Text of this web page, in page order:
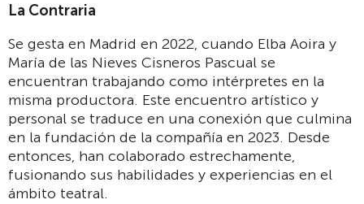
La Contraria
Se gesta en Madrid en 2022, cuando Elba Aoira y
María de las Nieves Cisneros Pascual se
encuentran trabajando como intérpretes en la
misma productora. Este encuentro artístico y
personal se traduce en una conexión que culmina
en la fundación de la compañía en 2023. Desde
entonces, han colaborado estrechamente,
fusionando sus habilidades y experiencias en el
ámbito teatral.